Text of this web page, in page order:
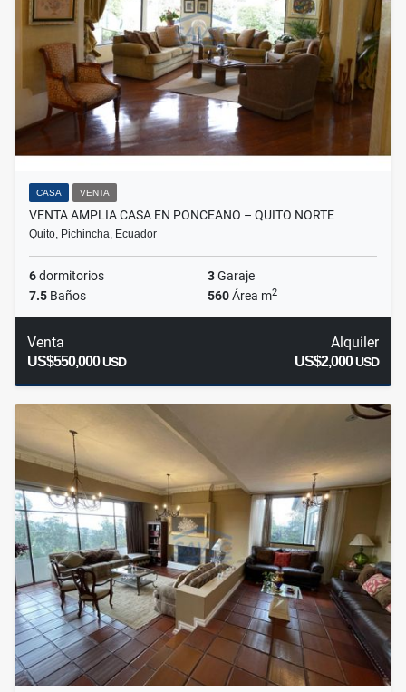
CASA VENTA
VENTA AMPLIA CASA EN PONCEANO – QUITO NORTE
Quito, Pichincha, Ecuador
6dormitorios 3Garaje
7.5 Baños 560Área m2
Venta
US$550,000USD
Alquiler
US$2,000USD